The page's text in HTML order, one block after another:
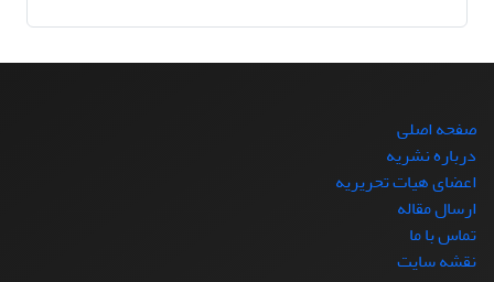
صفحه اصلی
درباره نشریه
اعضای هیات تحریریه
ارسال مقاله
تماس با ما
نقشه سایت